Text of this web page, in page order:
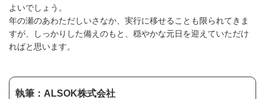
よいでしょう。
年の瀬のあわただしいさなか、実行に移せることも限られてきま
すが、しっかりした備えのもと、穏やかな元日を迎えていただけ
ればと思います。
執筆：ALSOK株式会社